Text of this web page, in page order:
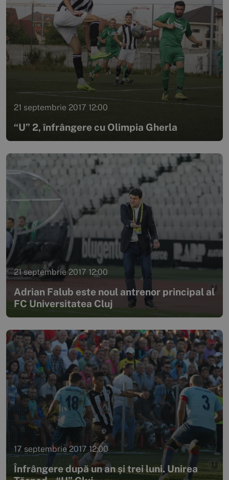
21 septembrie 2017 12:00
“U” 2, înfrângere cu Olimpia Gherla
21 septembrie 2017 12:00
Adrian Falub este noul antrenor principal al
FC Universitatea Cluj
17 septembrie 2017 12:00
Înfrângere după un an și trei luni. Unirea